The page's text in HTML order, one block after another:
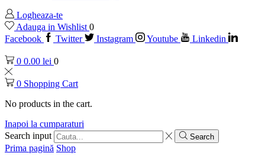
Logheaza-te
Adauga in Wishlist 0
Facebook
Twitter Instagram Youtube Linkedin
0 0.00 lei 0
0 Shopping Cart
No products in the cart.
Inapoi la cumparaturi
Search input
Search
Prima pagină Shop